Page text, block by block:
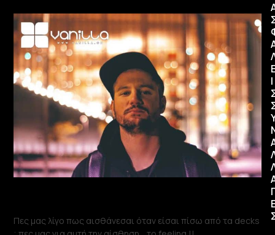
Πες μας λίγο πως αισθάνεσαι όταν είσαι πίσω από τα decks
Ι